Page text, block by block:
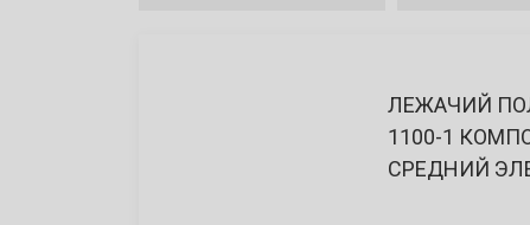
ЛЕЖАЧИЙ
1100-1
СРЕДНИЙ